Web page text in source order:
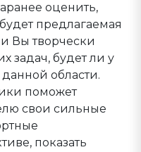
оценить,
предлагаемая
Вы творчески
задач, будет ли у
области.
поможет
свои сильные
показать